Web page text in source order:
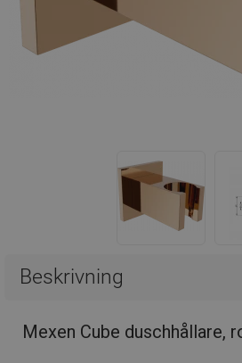
Beskrivning
Mexen Cube duschhållare,